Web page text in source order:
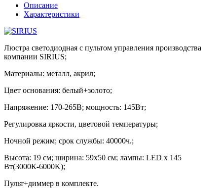
Описание
Характеристики
Люстра светодиодная с пультом управления производства
компании SIRIUS;
Материалы: металл, акрил;
Цвет основания: белый+золото;
Напряжение: 170-265В; мощность: 145Вт;
Регулировка яркости, цветовой температуры;
Ночной режим; срок службы: 40000ч.;
Высота: 19 см; ширина: 59х50 см; лампы: LED х 145
Вт(3000К-6000K);
Пульт+диммер в комплекте.